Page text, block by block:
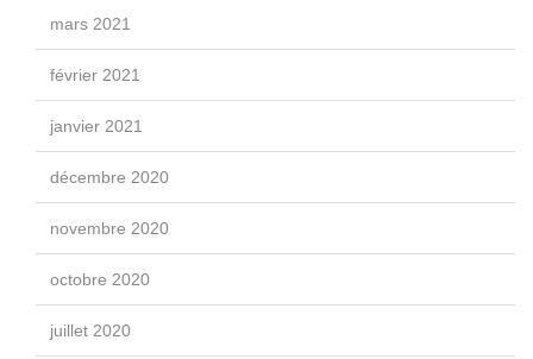
mars 2021
février 2021
janvier 2021
décembre 2020
novembre 2020
octobre 2020
juillet 2020